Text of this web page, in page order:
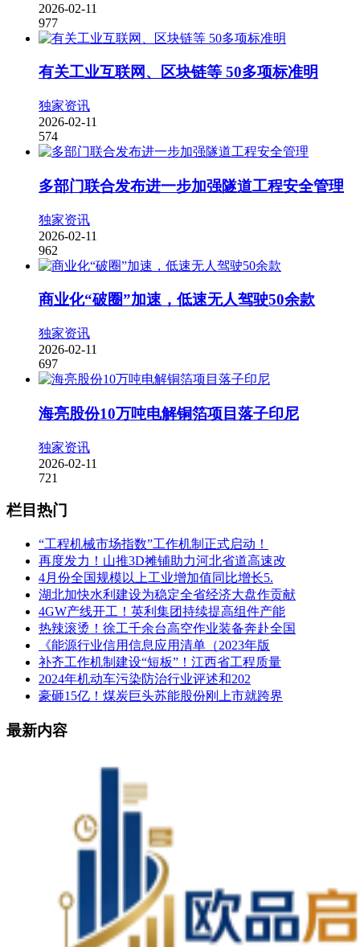
2026-02-11
977
有关工业互联网、区块链等 50多项标准明
独家资讯
2026-02-11
574
多部门联合发布进一步加强隧道工程安全管理
独家资讯
2026-02-11
962
商业化“破圈”加速，低速无人驾驶50余款
独家资讯
2026-02-11
697
海亮股份10万吨电解铜箔项目落子印尼
独家资讯
2026-02-11
721
栏目热门
“工程机械市场指数”工作机制正式启动！
再度发力！山推3D摊铺助力河北省道高速改
4月份全国规模以上工业增加值同比增长5.
湖北加快水利建设为稳定全省经济大盘作贡献
4GW产线开工！英利集团持续提高组件产能
热辣滚烫！徐工千余台高空作业装备奔赴全国
《能源行业信用信息应用清单（2023年版
补齐工作机制建设“短板”！江西省工程质量
2024年机动车污染防治行业评述和202
豪砸15亿！煤炭巨头苏能股份刚上市就跨界
最新内容